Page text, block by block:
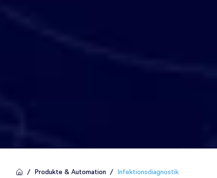
/ Produkte & Automation / Infektionsdiagnostik